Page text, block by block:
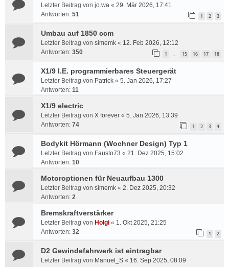
Letzter Beitrag von jo.wa « 29. Mär 2026, 17:41
Antworten: 51 1 2 3
Umbau auf 1850 ccm
Letzter Beitrag von simemk « 12. Feb 2026, 12:12
Antworten: 350 1 15 16 17 18
X1/9 I.E. programmierbares Steuergerät
Letzter Beitrag von Patrick « 5. Jan 2026, 17:27
Antworten: 11
X1/9 electric
Letzter Beitrag von X forever « 5. Jan 2026, 13:39
Antworten: 74 1 2 3 4
Bodykit Hörmann (Wochner Design) Typ 1
Letzter Beitrag von Fausto73 « 21. Dez 2025, 15:02
Antworten: 10
Motoroptionen für Neuaufbau 1300
Letzter Beitrag von simemk « 2. Dez 2025, 20:32
Antworten: 2
Bremskraftverstärker
Letzter Beitrag von Holgi « 1. Okt 2025, 21:25
Antworten: 32 1 2
D2 Gewindefahrwerk ist eintragbar
Letzter Beitrag von Manuel_S « 16. Sep 2025, 08:09